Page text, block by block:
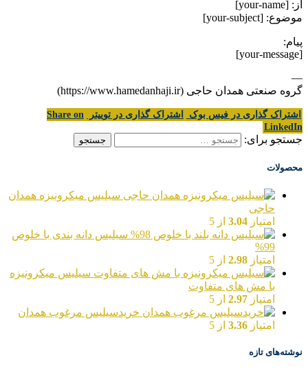
از: [your-name]
موضوع: [your-subject]
پیام:
[your-message]
—
گروه صنعتی همدان حاجی (https://www.hamedanhaji.ir)
اشتراک گذاری در فیس بوک اشتراک گذاری در توییتر
Share on
LinkedIn
جستجو برای:
محصولات
سیلیس میکرونیزه همدان
حاجی
امتیاز 3.04 از 5
سیلیس دانه بندی با خلوص
99%
امتیاز 2.98 از 5
سیلیس میکرونیزه
با مش های متفاوت
امتیاز 2.97 از 5
خریدسیلیس مرغوب همدان
امتیاز 3.36 از 5
نوشته‌های تازه